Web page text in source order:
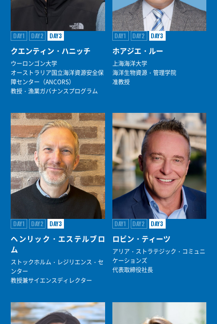
DAY1 DAY2 DAY3
クエンティン・ハニッチ
ウーロンゴン大学
オーストラリア国立海洋資源安全保
障センター（ANCORS）
教授・漁業ガバナンスプログラム
DAY1 DAY2 DAY3
ホアジエ・ルー
上海海洋大学
海洋生物資源・管理学院
准教授
DAY1 DAY2 DAY3
ヘンリック・エステルブロ
ム
ストックホルム・レジリエンス・セ
ンター
教授兼サイエンスディレクター
DAY1 DAY2 DAY3
ロビン・ティーツ
アリア・ストラテジック・コミュニ
ケーションズ
代表取締役社長